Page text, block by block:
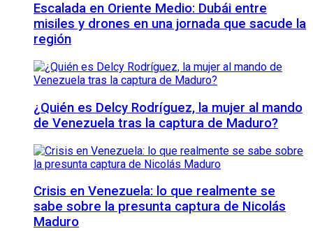
Escalada en Oriente Medio: Dubái entre
misiles y drones en una jornada que sacude la
región
¿Quién es Delcy Rodríguez, la mujer al mando
de Venezuela tras la captura de Maduro?
Crisis en Venezuela: lo que realmente se
sabe sobre la presunta captura de Nicolás
Maduro